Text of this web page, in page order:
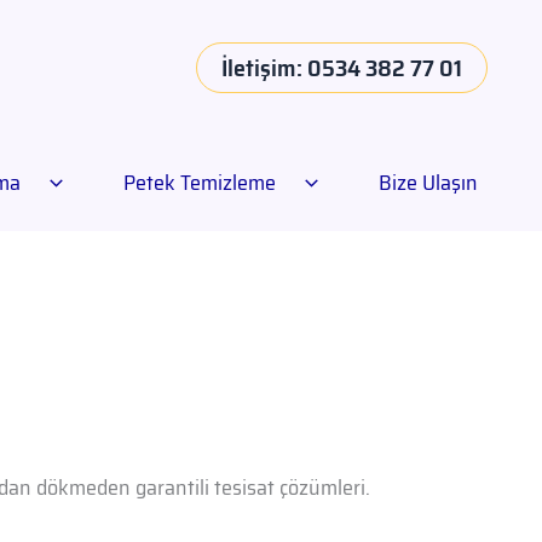
İletişim: 0534 382 77 01
Petek Temizleme Bize Ulaşın
dökmeden garantili tesisat çözümleri.